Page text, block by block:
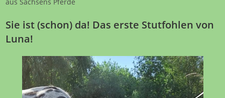
Sie ist (schon) da! Das erste Stutfohlen von
Luna!